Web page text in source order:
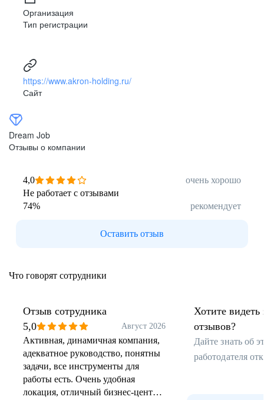
Организация
Тип регистрации
https://www.akron-holding.ru/
Сайт
Dream Job
Отзывы о компании
4,0
очень хорошо
Не работает с отзывами
74% рекомендует
Оставить отзыв
Что говорят сотрудники
Отзыв сотрудника
5,0
Август 2026
Активная, динамичная компания,
адекватное руководство, понятны
задачи, все инструменты для
работы есть. Очень удобная
локация, отличный бизнес-центр.
Хотите видеть
отзывов?
Дайте знать об
работодателя